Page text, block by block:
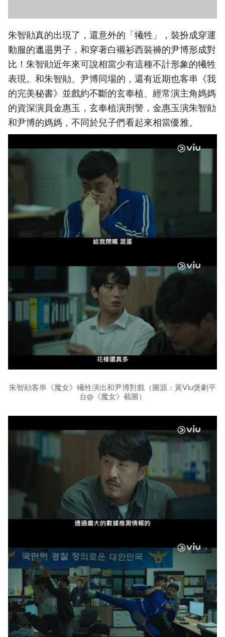
朱智勛真的出現了，還意外的「犧牲」，裝扮成穿運
動服的邋遢男子，和穿著白襯衫西裝褲的尹博形成對
比！朱智勛近年來可說相當少有這種不計形象的犧牲
表現。和朱智勛、尹博同場的，還有近期也客串《我
的完美秘書》並戲約不斷的玄奉植、經常演主角媽媽
的資深演員金惠玉，玄奉植演刑警，金惠玉演朱智勛
和尹博的媽媽，不同於兒子們看起來相當優雅。
朱智勛客串《魔女》犧牲演出和尹博對戲（圖源：黃Viu煲劇平
台@《魔女》截圖）